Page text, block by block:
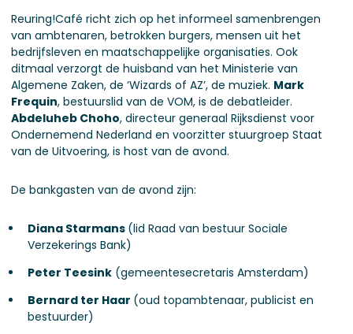
Reuring!Café richt zich op het informeel samenbrengen
van ambtenaren, betrokken burgers, mensen uit het
bedrijfsleven en maatschappelijke organisaties. Ook
ditmaal verzorgt de huisband van het Ministerie van
Algemene Zaken, de ‘Wizards of AZ’, de muziek. Mark
Frequin, bestuurslid van de VOM, is de debatleider.
Abdeluheb Choho, directeur generaal Rijksdienst voor
Ondernemend Nederland en voorzitter stuurgroep Staat
van de Uitvoering, is host van de avond.
De bankgasten van de avond zijn:
Diana Starmans (lid Raad van bestuur Sociale
Verzekerings Bank)
Peter Teesink (gemeentesecretaris Amsterdam)
Bernard ter Haar (oud topambtenaar, publicist en
bestuurder)